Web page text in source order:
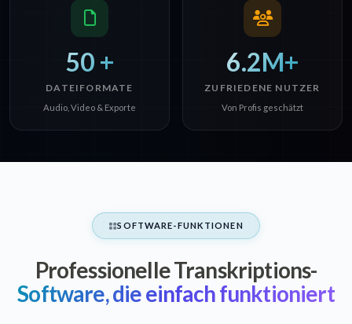
50 +
DATEIFORMATE
Audio, Video & Exporte
6.2M+
ZUFRIEDENE NUTZER
Von Profis geschätzt
SOFTWARE-FUNKTIONEN
Professionelle Transkriptions-
Software, die einfach funktioniert